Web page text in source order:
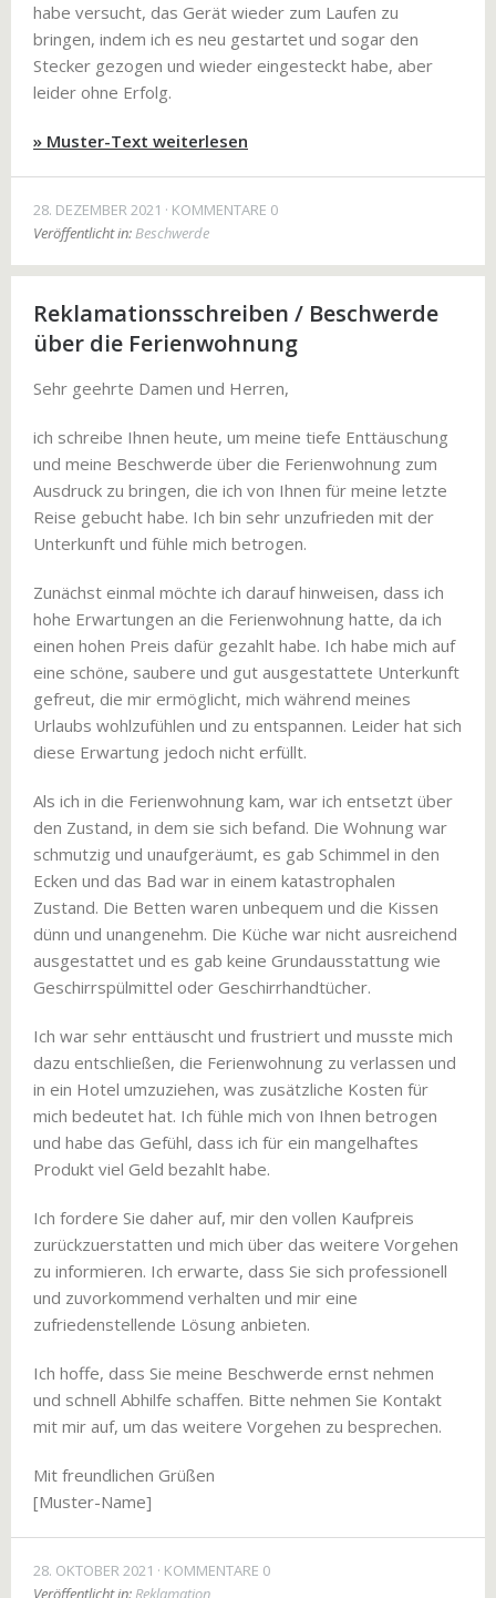
habe versucht, das Gerät wieder zum Laufen zu
bringen, indem ich es neu gestartet und sogar den
Stecker gezogen und wieder eingesteckt habe, aber
leider ohne Erfolg.
» Muster-Text weiterlesen
28. DEZEMBER 2021
KOMMENTARE 0
Veröffentlicht in:Beschwerde
Reklamationsschreiben / Beschwerde
über die Ferienwohnung
Sehr geehrte Damen und Herren,
ich schreibe Ihnen heute, um meine tiefe Enttäuschung
und meine Beschwerde über die Ferienwohnung zum
Ausdruck zu bringen, die ich von Ihnen für meine letzte
Reise gebucht habe. Ich bin sehr unzufrieden mit der
Unterkunft und fühle mich betrogen.
Zunächst einmal möchte ich darauf hinweisen, dass ich
hohe Erwartungen an die Ferienwohnung hatte, da ich
einen hohen Preis dafür gezahlt habe. Ich habe mich auf
eine schöne, saubere und gut ausgestattete Unterkunft
gefreut, die mir ermöglicht, mich während meines
Urlaubs wohlzufühlen und zu entspannen. Leider hat sich
diese Erwartung jedoch nicht erfüllt.
Als ich in die Ferienwohnung kam, war ich entsetzt über
den Zustand, in dem sie sich befand. Die Wohnung war
schmutzig und unaufgeräumt, es gab Schimmel in den
Ecken und das Bad war in einem katastrophalen
Zustand. Die Betten waren unbequem und die Kissen
dünn und unangenehm. Die Küche war nicht ausreichend
ausgestattet und es gab keine Grundausstattung wie
Geschirrspülmittel oder Geschirrhandtücher.
Ich war sehr enttäuscht und frustriert und musste mich
dazu entschließen, die Ferienwohnung zu verlassen und
in ein Hotel umzuziehen, was zusätzliche Kosten für
mich bedeutet hat. Ich fühle mich von Ihnen betrogen
und habe das Gefühl, dass ich für ein mangelhaftes
Produkt viel Geld bezahlt habe.
Ich fordere Sie daher auf, mir den vollen Kaufpreis
zurückzuerstatten und mich über das weitere Vorgehen
zu informieren. Ich erwarte, dass Sie sich professionell
und zuvorkommend verhalten und mir eine
zufriedenstellende Lösung anbieten.
Ich hoffe, dass Sie meine Beschwerde ernst nehmen
und schnell Abhilfe schaffen. Bitte nehmen Sie Kontakt
mit mir auf, um das weitere Vorgehen zu besprechen.
Mit freundlichen Grüßen
[Muster-Name]
28. OKTOBER 2021
KOMMENTARE 0
Veröffentlicht in: Reklamation